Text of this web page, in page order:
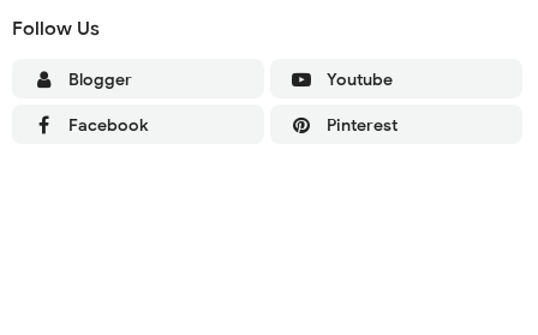
Follow Us
Blogger Youtube
Facebook Pinterest